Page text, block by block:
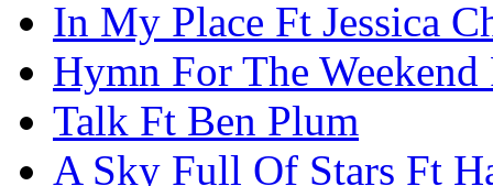
In My Place Ft Jessica
Hymn For The
Talk Ft Ben Plum
A Sky Full Of Stars Ft